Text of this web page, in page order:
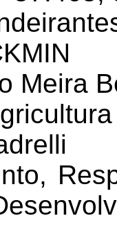
Meira